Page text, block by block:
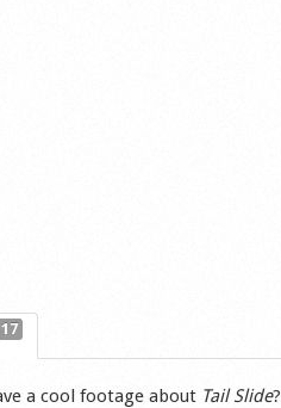
17
a cool footage about Tail Slide?